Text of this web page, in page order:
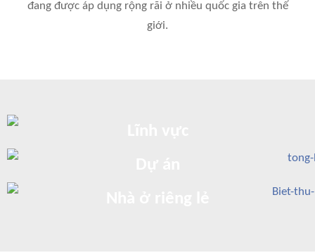
đang được áp dụng rộng rãi ở nhiều quốc gia trên thế
giới.